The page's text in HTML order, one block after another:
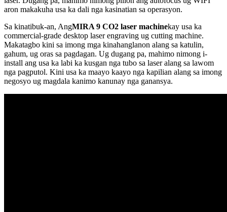
aron makakuha usa ka dali nga kasinatian sa operasyon.
Sa kinatibuk-an, AngMIRA 9 CO2 laser machinekay usa ka
commercial-grade desktop laser engraving ug cutting machine.
Makatagbo kini sa imong mga kinahanglanon alang sa katulin,
gahum, ug oras sa pagdagan. Ug dugang pa, mahimo nimong i-
install ang usa ka labi ka kusgan nga tubo sa laser alang sa lawom
nga pagputol. Kini usa ka maayo kaayo nga kapilian alang sa imong
negosyo ug magdala kanimo kanunay nga ganansya.